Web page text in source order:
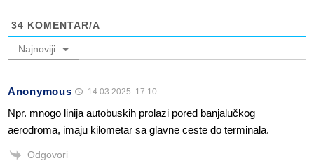
34 KOMENTAR/A
Najnoviji
Anonymous 14.03.2025. 17:10
Npr. mnogo linija autobuskih prolazi pored banjalučkog
aerodroma, imaju kilometar sa glavne ceste do terminala.
Odgovori